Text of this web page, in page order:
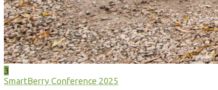
3
SmartBerry Conference 2025